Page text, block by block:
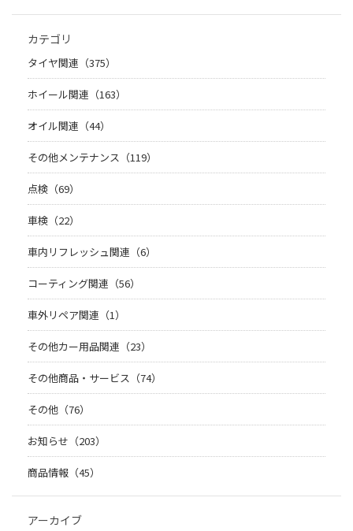
カテゴリ
タイヤ関連（375）
ホイール関連（163）
オイル関連（44）
その他メンテナンス（119）
点検（69）
車検（22）
車内リフレッシュ関連（6）
コーティング関連（56）
車外リペア関連（1）
その他カー用品関連（23）
その他商品・サービス（74）
その他（76）
お知らせ（203）
商品情報（45）
アーカイブ